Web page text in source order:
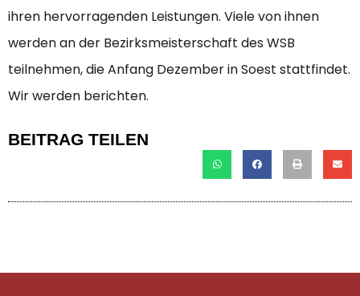
ihren hervorragenden Leistungen. Viele von ihnen
werden an der Bezirksmeisterschaft des WSB
teilnehmen, die Anfang Dezember in Soest stattfindet.
Wir werden berichten.
BEITRAG TEILEN